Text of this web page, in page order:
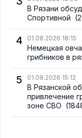
В Рязани
Спортивной
4 01.08.2026 18:15
Немецкая
грибников в
5 01.08.2026 15:12
В Рязанской
привлечение
зоне СВО